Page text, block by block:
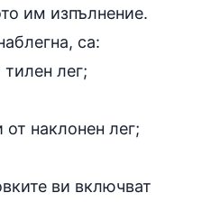
им изпълнение.
са:
лег;
наклонен лег;
ви включват